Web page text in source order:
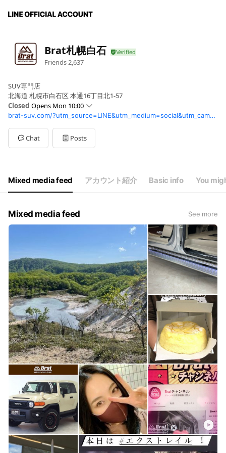
Brat札幌白石
Friends 2,637
SUV専門店
北海道 札幌市白石区 本通16丁目北1-57
Closed Opens Mon 10:00
Sun10:00 - 19:30
Mon10:00 - 19:30
Tue10:00 - 19:30
Wed10:00 - 19:30
Sat
10:00 - 19:30
日曜日は10:00~19:00
brat-suv.com/?utm_source=LINE&utm_medium=social&utm_campaign=Tomakomai
Chat Posts
Mixed media feed アカウント紹介 Basic info You
Mixed media feed See more